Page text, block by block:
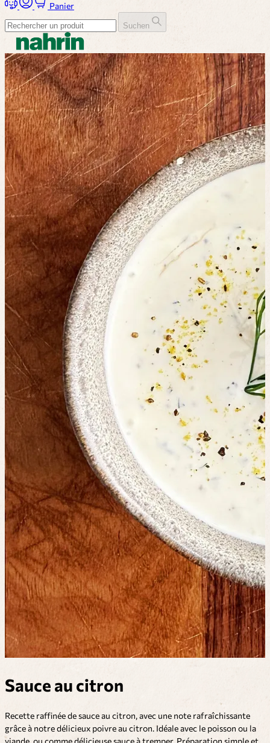
Panier
Suchen
Sauce au citron
Recette raffinée de sauce au citron, avec une note rafraîchissante
grâce à notre délicieux poivre au citron. Idéale avec le poisson ou la
viande, ou comme délicieuse sauce à tremper. Préparation simple et